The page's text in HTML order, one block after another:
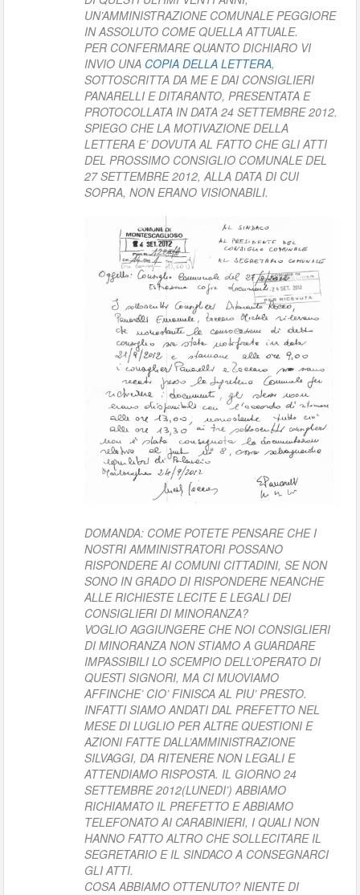
UN’AMMINISTRAZIONE COMUNALE PEGGIORE
IN ASSOLUTO COME QUELLA ATTUALE.
PER CONFERMARE QUANTO DICHIARO VI
INVIO UNA COPIA DELLA LETTERA,
SOTTOSCRITTA DA ME E DAI CONSIGLIERI
PANARELLI E DITARANTO, PRESENTATA E
PROTOCOLLATA IN DATA 24 SETTEMBRE 2012.
SPIEGO CHE LA MOTIVAZIONE DELLA
LETTERA E’ DOVUTA AL FATTO CHE GLI ATTI
DEL PROSSIMO CONSIGLIO COMUNALE DEL
27 SETTEMBRE 2012, ALLA DATA DI CUI
SOPRA, NON ERANO VISIONABILI.
DOMANDA: COME POTETE PENSARE CHE I
NOSTRI AMMINISTRATORI POSSANO
RISPONDERE AI COMUNI CITTADINI, SE NON
SONO IN GRADO DI RISPONDERE NEANCHE
ALLE RICHIESTE LECITE E LEGALI DEI
CONSIGLIERI DI MINORANZA?
VOGLIO AGGIUNGERE CHE NOI CONSIGLIERI
DI MINORANZA NON STIAMO A GUARDARE
IMPASSIBILI LO SCEMPIO DELL’OPERATO DI
QUESTI SIGNORI, MA CI MUOVIAMO
AFFINCHE’ CIO’ FINISCA AL PIU’ PRESTO.
INFATTI SIAMO ANDATI DAL PREFETTO NEL
MESE DI LUGLIO PER ALTRE QUESTIONI E
AZIONI FATTE DALL’AMMINISTRAZIONE
SILVAGGI, DA RITENERE NON LEGALI E
ATTENDIAMO RISPOSTA. IL GIORNO 24
SETTEMBRE 2012(LUNEDI’) ABBIAMO
RICHIAMATO IL PREFETTO E ABBIAMO
TELEFONATO AI CARABINIERI, I QUALI NON
HANNO FATTO ALTRO CHE SOLLECITARE IL
SEGRETARIO E IL SINDACO A CONSEGNARCI
GLI ATTI.
COSA ABBIAMO OTTENUTO? NIENTE DI